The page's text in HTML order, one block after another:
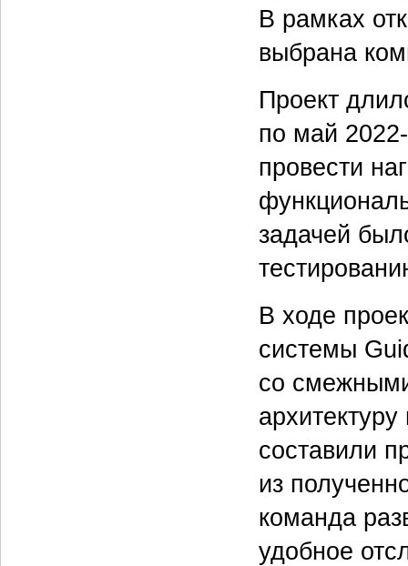
В рамках
выбрана
Проект
по май
провести
задачей
В ходе
системы
со
составили
из
команда
удобное